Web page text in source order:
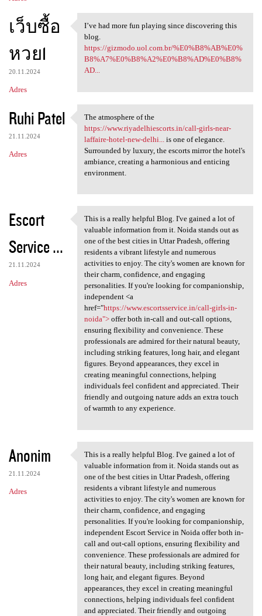
เว็บซื้อ
หวย1
20.11.2024
Adres
I’ve had more fun playing
I’ve had more fun playing since discovering this
blog.
https://gizmodo.uol.com.br/%E0%B8%AB%E0%
B8%A7%E0%B8%A2%E0%B8%AD%E0%B8%
AD...
Ruhi Patel
21.11.2024
Adres
The atmosphere of the https:
The atmosphere of the
https://www.riyadelhiescorts.in/call-girls-near-
laffaire-hotel-new-delhi...
is one of elegance.
Surrounded by luxury, the escorts mirror the hotel's
ambiance, creating a harmonious and enticing
environment.
Escort
Service ...
21.11.2024
Adres
This is a really helpful Blog
This is a really helpful Blog. I've gained a lot of
valuable information from it. Noida stands out as
one of the best cities in Uttar Pradesh, offering
residents a vibrant lifestyle and numerous
activities to enjoy. The city's women are known for
their charm, confidence, and engaging
personalities. If you're looking for companionship,
independent <a
href="https://www.escortsservice.in/call-girls-in-
noida">offer both in-call and out-call options,
ensuring flexibility and convenience. These
professionals are admired for their natural beauty,
including striking features, long hair, and elegant
figures. Beyond appearances, they excel in
creating meaningful connections, helping
individuals feel confident and appreciated. Their
friendly and outgoing nature adds an extra touch
of warmth to any experience.
Anonim
21.11.2024
Adres
This is a really helpful Blog
This is a really helpful Blog. I've gained a lot of
valuable information from it. Noida stands out as
one of the best cities in Uttar Pradesh, offering
residents a vibrant lifestyle and numerous
activities to enjoy. The city's women are known for
their charm, confidence, and engaging
personalities. If you're looking for companionship,
independent Escort Service in Noida offer both in-
call and out-call options, ensuring flexibility and
convenience. These professionals are admired for
their natural beauty, including striking features,
long hair, and elegant figures. Beyond
appearances, they excel in creating meaningful
connections, helping individuals feel confident
and appreciated. Their friendly and outgoing